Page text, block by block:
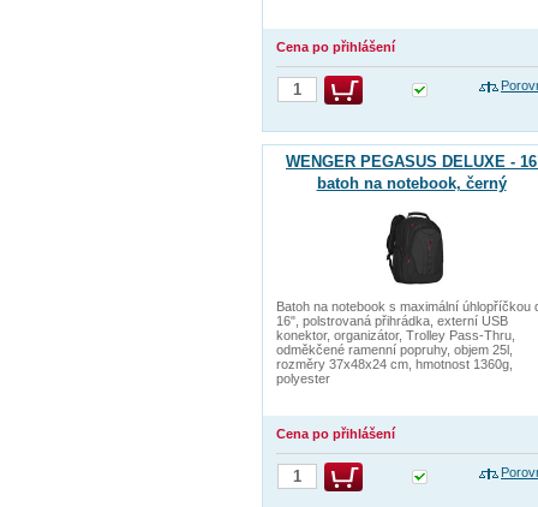
Cena po přihlášení
WENGER PEGASUS DELUXE -
batoh na notebook, černý
Batoh na notebook s maximální úhlopříčkou
16", polstrovaná přihrádka, externí USB
konektor, organizátor, Trolley Pass-Thru,
odměkčené ramenní popruhy, objem 25l,
rozměry 37x48x24 cm, hmotnost 1360g,
polyester
Cena po přihlášení